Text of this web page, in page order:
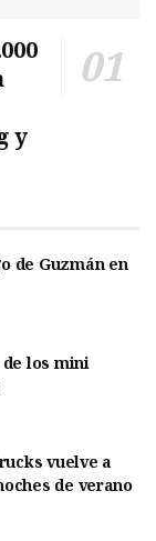
y
de Guzmán en
los mini
vuelve a
de verano